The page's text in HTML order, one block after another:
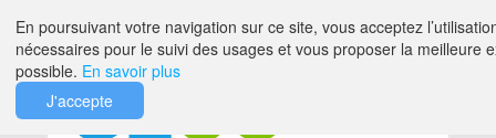
En poursuivant votre navigation sur ce site, vous acceptez
nécessaires pour le suivi des usages et vous proposer la meilleure
possible. En savoir plus
J'accepte